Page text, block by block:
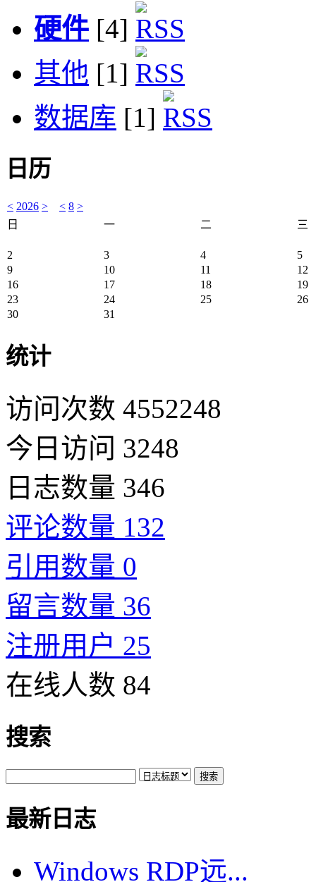
硬件 [4]
其他 [1]
数据库 [1]
日历
< 2026 > < 8 >
日
一 二 三
2 3 4
5
9
10 11
12
16
17 18
19
23
24 25
26
30
31
统计
访问次数 4552248
今日访问 3248
日志数量 346
评论数量 132
引用数量 0
留言数量 36
注册用户 25
在线人数 84
搜索
最新日志
Windows RDP远...